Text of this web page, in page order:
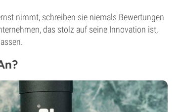
nimmt, schreiben sie niemals Bewertungen
das stolz auf seine Innovation ist,